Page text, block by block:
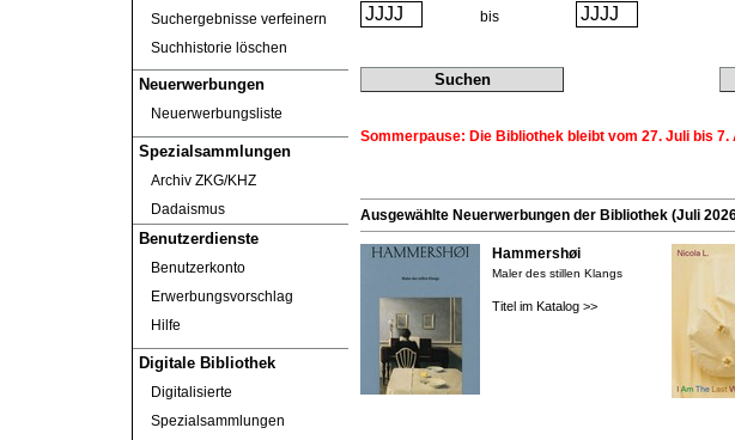
Suchergebnisse verfeinern
Suchhistorie löschen
Neuerwerbungen
Neuerwerbungsliste
Spezialsammlungen
Archiv ZKG/KHZ
Dadaismus
Benutzerdienste
Benutzerkonto
Erwerbungsvorschlag
Hilfe
Digitale Bibliothek
Digitalisierte
Spezialsammlungen
bis
Sommerpause: Die Bibliothek bleibt vom 27. Juli bis
Ausgewählte Neuerwerbungen der Bibliothek (Juli
Hammershøi
Maler des stillen Klangs
Titel im Katalog >>